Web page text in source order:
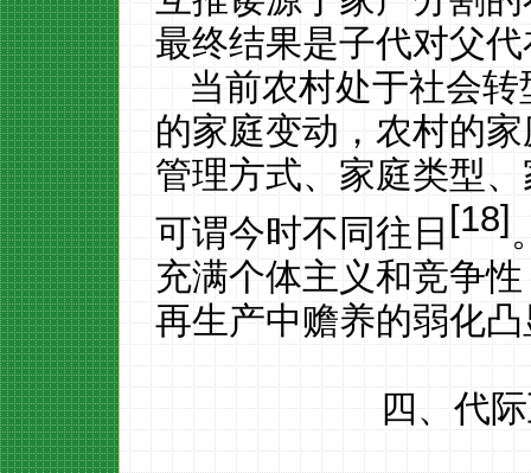
最终结果是子代对父
当前农村处于社会
的家庭变动，农村的
管理方式、家庭类型
可谓今时不同往日[18]
充满个体主义和竞争
再生产中赡养的弱化
四、代